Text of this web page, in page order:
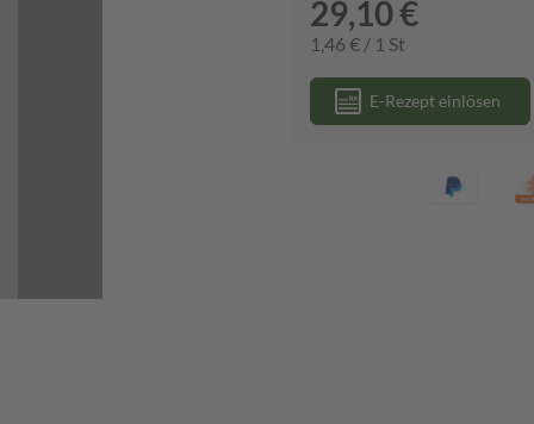
29,10 €
1,46 € / 1 St
E-Rezept einlösen